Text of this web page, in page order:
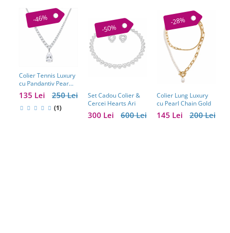
-46%
Colier Tennis Luxury
cu Pandantiv Pear
Cut – Eleganță
Atemporală 250 Lei
135 Lei
(1)
-50%
Set Cadou Colier &
Cercei Hearts Ari
600 Lei
300 Lei
-28%
Colier Lung Luxury
cu Pearl Chain Gold
200 Lei
145 Lei